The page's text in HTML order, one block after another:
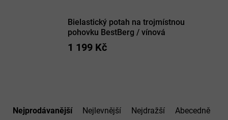
Bielastický potah na trojmístnou
pohovku BestBerg / vínová
1 199 Kč
Nejprodávanější Nejlevnější Nejdražší Abecedně